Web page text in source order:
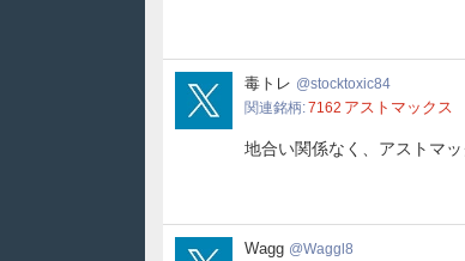
stocktoxic84
毒トレ stocktoxic84
関連銘柄 7162 アストマックス
地合い関係なく、アストマ
Waggl8
Wagg Waggl8